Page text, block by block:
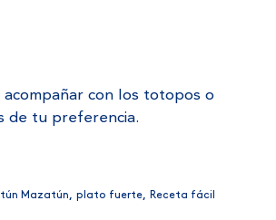
acompañar con los totopos o
de tu preferencia.
Mazatún,plato fuerte, Receta fácil